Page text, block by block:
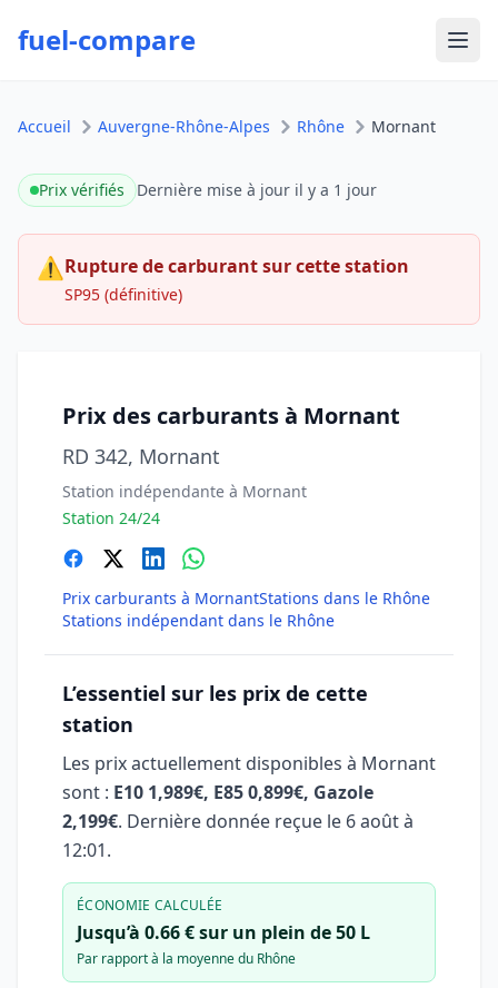
fuel-compare
Accueil Auvergne-Rhône-Alpes Rhône Mornant
Prix vérifiés Dernière mise à jour il y a 1 jour
⚠Rupture de carburant sur cette station
SP95 (définitive)
Prix des carburants à Mornant
RD 342, Mornant
Station indépendante à Mornant
Station 24/24
Prix carburants à MornantStations dans le Rhône
Stations indépendant dans le Rhône
L’essentiel sur les prix de cette
station
Les prix actuellement disponibles à Mornant
sont : E10 1,989€, E85 0,899€, Gazole
2,199€. Dernière donnée reçue le 6 août à
12:01.
ÉCONOMIE CALCULÉE
Jusqu’à 0.66 € sur un plein de 50 L
Par rapport à la moyenne du Rhône